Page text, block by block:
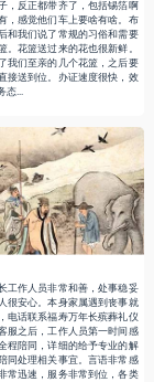
，反正都带齐了，包括锡箔啊
，感觉他们车上要啥有啥。布
和我们说了常规的习俗和需要
。花篮送过来的花也很新鲜。
我们至亲的几个花篮，之后要
接送到位。办证速度很快，效
态...
工作人员非常和善，处事稳妥
很安心。本身家属遇到丧事就
电话联系福寿万年长殡葬礼仪
服之后，工作人员第一时间感
程陪同，详细的给予专业的解
同处理相关事宜。言语非常感
常迅速，服务非常到位，各类